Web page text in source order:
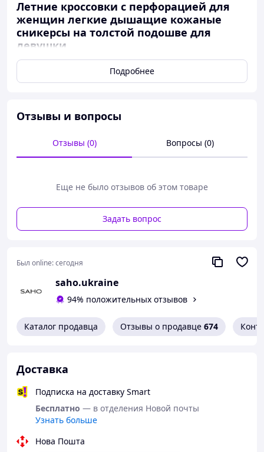
Летние кроссовки с перфорацией для
женщин легкие дышащие кожаные
сникерсы на толстой подошве для
девушки
Женские кроссовки весна/лето
XG40-2 – черный
Верх - Натуральная кожа/сквозная перфорация
36 – 23,5 см,
38 – 24,5 см,
39 – 25 см,
Размеры: 36,37,38,39,40,41
Подробнее
Отзывы и вопросы
Отзывы (0) Вопросы (0)
Еще не было отзывов об этом товаре
Задать вопрос
Был online:сегодня
saho.ukraine
94% положительных отзывов
Каталог продавца Отзывы о продавце 674
Доставка
Подписка на доставку Smart
Бесплатно — в отделения Новой почты
Узнать больше
Нова Пошта